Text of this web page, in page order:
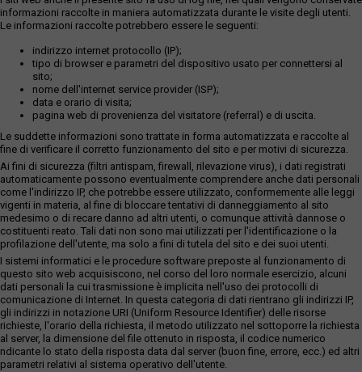
informazioni raccolte in maniera automatizzata durante le visite degli utenti.
Le informazioni raccolte potrebbero essere le seguenti:
indirizzo internet protocollo (IP);
tipo di browser e parametri del dispositivo usato per connettersi al
sito;
nome dell'internet service provider (ISP);
data e orario di visita;
pagina web di provenienza del visitatore (referral) e di uscita.
Le suddette informazioni sono trattate in forma automatizzata e raccolte al
fine di verificare il corretto funzionamento del sito e per motivi di sicurezza.
Ai fini di sicurezza (filtri antispam, firewall, rilevazione virus), i dati registrati
automaticamente possono eventualmente comprendere anche dati personali
come l'indirizzo IP, che potrebbe essere utilizzato, conformemente alle leggi
vigenti in materia, al fine di bloccare tentativi di danneggiamento al sito
medesimo o di recare danno ad altri utenti, o comunque attività dannose o
costituenti reato. Tali dati non sono mai utilizzati per l'identificazione o la
profilazione dell'utente, ma solo a fini di tutela del sito e dei suoi utenti.
I sistemi informatici e le procedure software preposte al funzionamento di
questo sito web acquisiscono, nel corso del loro normale esercizio, alcuni
dati personali la cui trasmissione è implicita nell'uso dei protocolli di
comunicazione di Internet. In questa categoria di dati rientrano gli indirizzi IP,
gli indirizzi in notazione URI (Uniform Resource Identifier) delle risorse
richieste, l'orario della richiesta, il metodo utilizzato nel sottoporre la richiesta
al server, la dimensione del file ottenuto in risposta, il codice numerico
ndicante lo stato della risposta data dal server (buon fine, errore, ecc.) ed altri
parametri relativi al sistema operativo dell'utente.